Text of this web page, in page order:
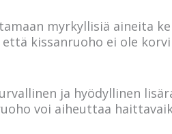
myrkyllisiä aineita
kissanruoho ei ole
ja hyödyllinen
voi aiheuttaa